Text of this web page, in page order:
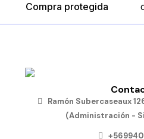
Compra protegida
Ramón Subercaseaux
(Administración -